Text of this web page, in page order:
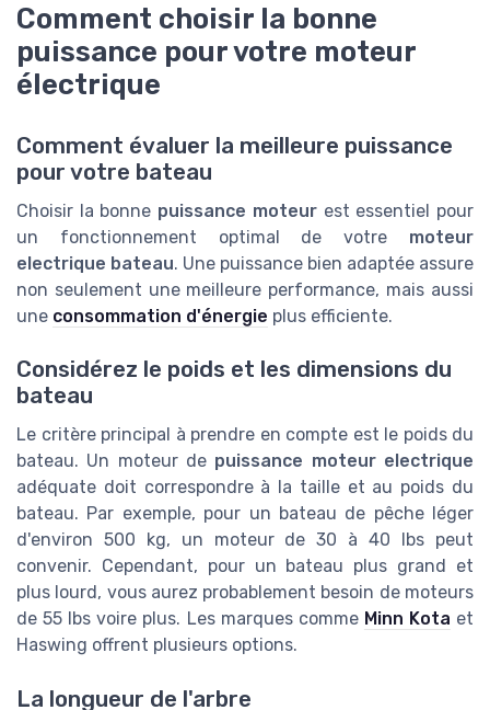
Comment choisir la bonne
puissance pour votre moteur
électrique
Comment évaluer la meilleure puissance
pour votre bateau
Choisir la bonne puissance moteurest essentiel pour
un fonctionnement optimal de votre moteur
electrique bateau. Une puissance bien adaptée assure
non seulement une meilleure performance, mais aussi
une consommation d'énergie plus efficiente.
Considérez le poids et les dimensions du
bateau
Le critère principal à prendre en compte est le poids du
bateau. Un moteur de puissance moteur electrique
adéquate doit correspondre à la taille et au poids du
bateau. Par exemple, pour un bateau de pêche léger
d'environ 500 kg, un moteur de 30 à 40 lbs peut
convenir. Cependant, pour un bateau plus grand et
plus lourd, vous aurez probablement besoin de moteurs
de 55 lbs voire plus. Les marques comme Minn Kota et
Haswing offrent plusieurs options.
La longueur de l'arbre